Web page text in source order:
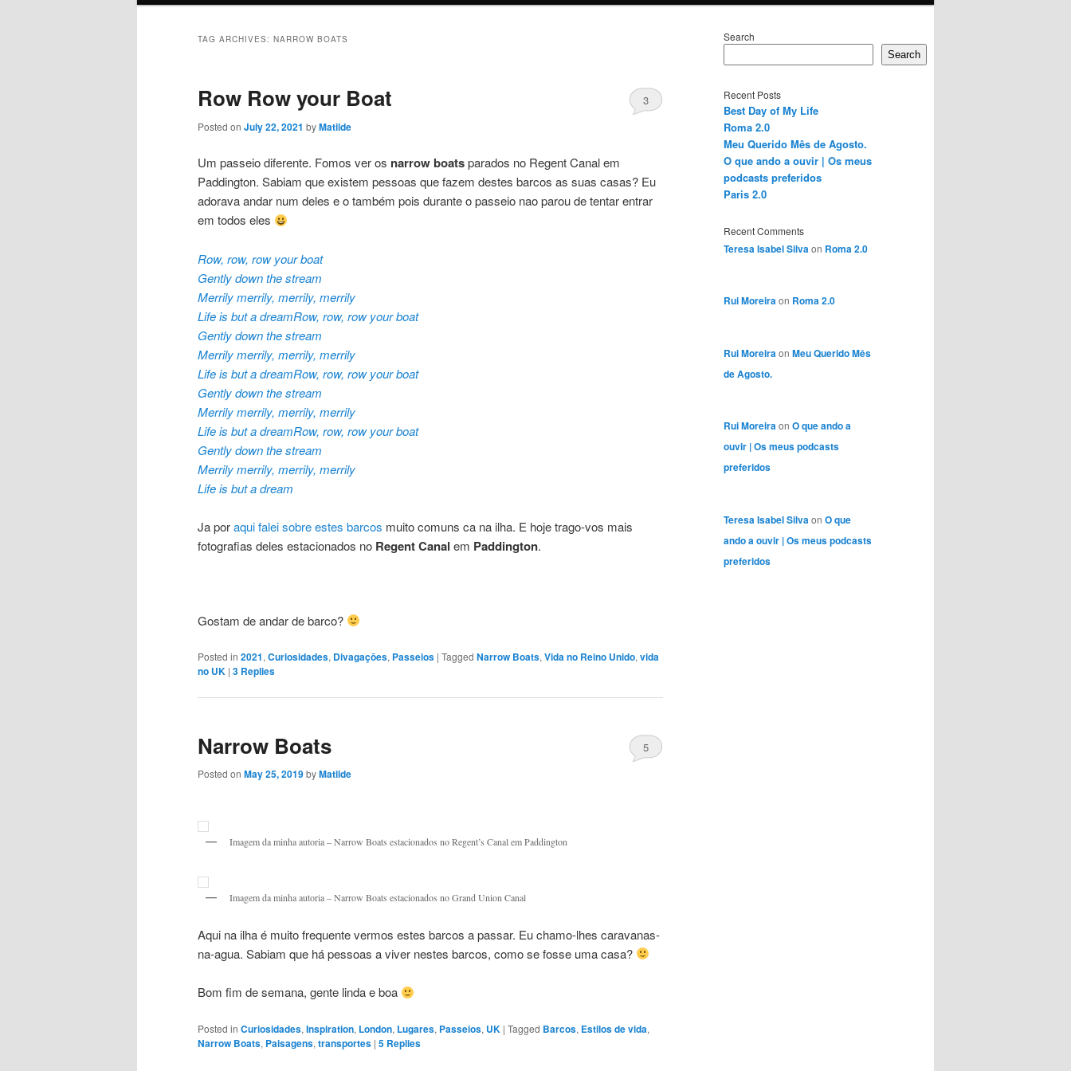
TAG ARCHIVES: NARROW BOATS
Row Row your Boat
Posted on July 22, 2021 byMatilde
3
Um passeio diferente. Fomos ver os narrow boatsparados no Regent Canal em
Paddington. Sabiam que existem pessoas que fazem destes barcos as suas casas? Eu
adorava andar num deles e o também pois durante o passeio nao parou de tentar entrar
em todos eles
Row, row, row your boat
Gently down the stream
Merrily merrily, merrily, merrily
Life is but a dreamRow, row, row your boat
Gently down the stream
Merrily merrily, merrily, merrily
Life is but a dreamRow, row, row your boat
Gently down the stream
Merrily merrily, merrily, merrily
Life is but a dreamRow, row, row your boat
Gently down the stream
Merrily merrily, merrily, merrily
Life is but a dream
Ja poraqui falei sobre estes barcos muito comuns ca na ilha. E hoje trago-vos mais
fotografias deles estacionados no Regent Canal em Paddington.
Gostam de andar de barco?
Posted in 2021, Curiosidades, Divagaçōes, Passeios | Tagged Narrow Boats, Vida no Reino Unido, vida
no UK | 3 Replies
Narrow Boats
Posted on May 25, 2019byMatilde
5
Imagem da minha autoria – Narrow Boats estacionados no Regent’s Canal em Paddington
Imagem da minha autoria – Narrow Boats estacionados no Grand Union Canal
Aqui na ilha é muito frequente vermos estes barcos a passar. Eu chamo-lhes caravanas-
na-agua. Sabiam que há pessoas a viver nestes barcos, como se fosse uma casa?
Bom fim de semana, gente linda e boa
Posted in Curiosidades, Inspiration, London, Lugares, Passeios, UK | Tagged Barcos, Estilos de vida,
Narrow Boats, Paisagens, transportes | 5 Replies
Search
Search
Recent Posts
Best Day of My Life
Roma 2.0
Meu Querido Mês de Agosto.
O que ando a ouvir | Os meus
podcasts preferidos
Paris 2.0
Recent Comments
Teresa Isabel Silvaon Roma 2.0
Rui Moreiraon Roma 2.0
Rui Moreiraon Meu Querido Mês
de Agosto.
Rui Moreiraon O que ando a
ouvir | Os meus podcasts
preferidos
Teresa Isabel Silva on O que
ando a ouvir | Os meus podcasts
preferidos